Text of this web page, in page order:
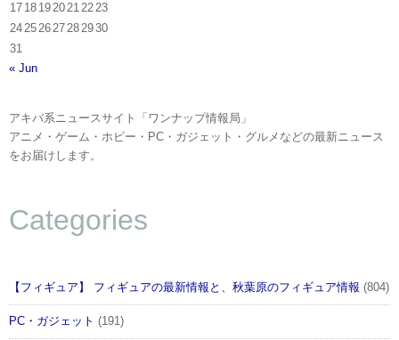
17 18 19 20 21 22 23
24 25 26 27 28 2930
31
« Jun
アキバ系ニュースサイト「ワンナップ情報局」
アニメ・ゲーム・ホビー・PC・ガジェット・グルメなどの最新ニュース
をお届けします。
Categories
【フィギュア】 フィギュアの最新情報と、秋葉原のフィギュア情報 (804)
PC・ガジェット (191)